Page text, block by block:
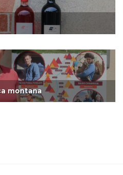
montana